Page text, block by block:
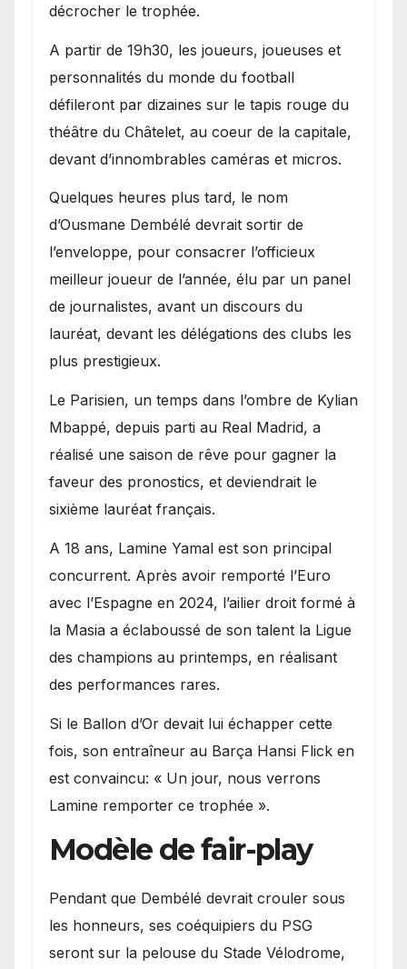
décrocher le trophée.
A partir de 19h30, les joueurs, joueuses et
personnalités du monde du football
défileront par dizaines sur le tapis rouge du
théâtre du Châtelet, au coeur de la capitale,
devant d’innombrables caméras et micros.
Quelques heures plus tard, le nom
d’Ousmane Dembélé devrait sortir de
l’enveloppe, pour consacrer l’officieux
meilleur joueur de l’année, élu par un panel
de journalistes, avant un discours du
lauréat, devant les délégations des clubs les
plus prestigieux.
Le Parisien, un temps dans l’ombre de Kylian
Mbappé, depuis parti au Real Madrid, a
réalisé une saison de rêve pour gagner la
faveur des pronostics, et deviendrait le
sixième lauréat français.
A 18 ans, Lamine Yamal est son principal
concurrent. Après avoir remporté l’Euro
avec l’Espagne en 2024, l’ailier droit formé à
la Masia a éclaboussé de son talent la Ligue
des champions au printemps, en réalisant
des performances rares.
Si le Ballon d’Or devait lui échapper cette
fois, son entraîneur au Barça Hansi Flick en
est convaincu: « Un jour, nous verrons
Lamine remporter ce trophée ».
Modèle de fair-play
Pendant que Dembélé devrait crouler sous
les honneurs, ses coéquipiers du PSG
seront sur la pelouse du Stade Vélodrome,